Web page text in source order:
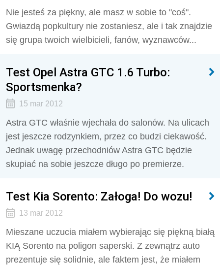
Nie jesteś za piękny, ale masz w sobie to "coś".
Gwiazdą popkultury nie zostaniesz, ale i tak znajdzie
się grupa twoich wielbicieli, fanów, wyznawców...
Test Opel Astra GTC 1.6 Turbo:
Sportsmenka?
15 mar 2012
Astra GTC właśnie wjechała do salonów. Na ulicach
jest jeszcze rodzynkiem, przez co budzi ciekawość.
Jednak uwagę przechodniów Astra GTC będzie
skupiać na sobie jeszcze długo po premierze.
Test Kia Sorento: Załoga! Do wozu!
13 mar 2012
Mieszane uczucia miałem wybierając się piękną białą
KIĄ Sorento na poligon saperski. Z zewnątrz auto
prezentuje się solidnie, ale faktem jest, że miałem